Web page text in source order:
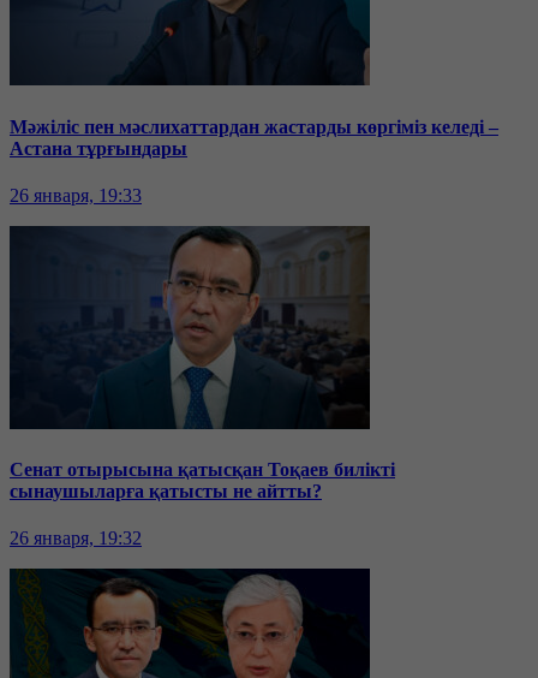
Мәжіліс пен мәслихаттардан жастарды көргіміз келеді –
Астана тұрғындары
26 января, 19:33
Сенат отырысына қатысқан Тоқаев билікті
сынаушыларға қатысты не айтты?
26 января, 19:32